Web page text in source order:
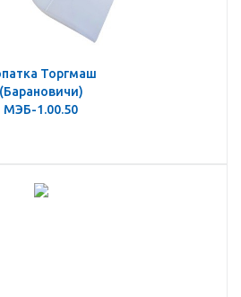
Торгмаш
(Барановичи)
МЭБ-1.00.50